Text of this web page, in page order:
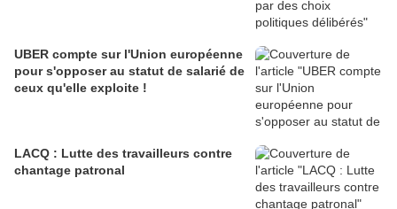
UBER compte sur l'Union européenne
pour s'opposer au statut de salarié de
ceux qu'elle exploite !
LACQ : Lutte des travailleurs contre
chantage patronal